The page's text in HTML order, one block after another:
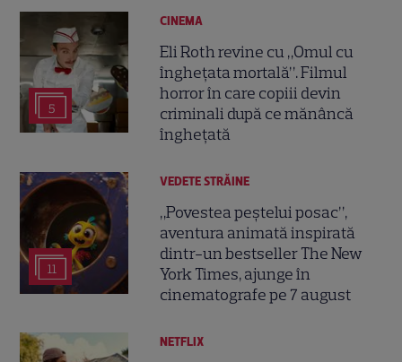
5
CINEMA
Eli Roth revine cu „Omul cu
înghețata mortală”. Filmul
horror în care copiii devin
criminali după ce mănâncă
înghețată
11
VEDETE STRĂINE
„Povestea peștelui posac”,
aventura animată inspirată
dintr-un bestseller The New
York Times, ajunge în
cinematografe pe 7 august
NETFLIX